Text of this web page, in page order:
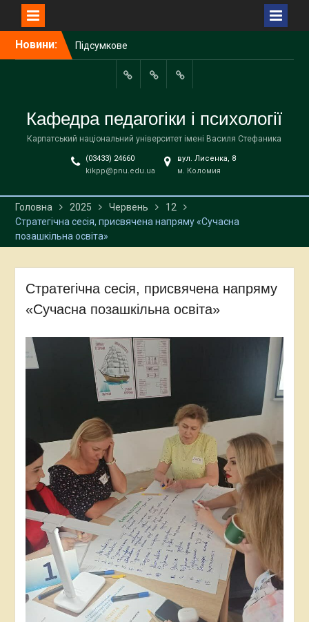
Новини:
Підсумкове
представлення курсових
досліджень студентів
спеціальності 013
Гостьова лекція на тему:
“Оптимізація
тренувального процесу з
пауерліфтингу у просторі
Банаха на платформі
Вітаємо випускників 2026!
About
department
HISTORYTeaching
Кафедра педагогіки і психології
Карпатський національний університет імені Василя Стефаника
(03433) 24660
kikpp@pnu.edu.ua
вул. Лисенка, 8
м. Коломия
Головна 2025 Червень
12
Стратегічна сесія, присвячена напряму «Сучасна
позашкільна освіта»
Стратегічна сесія, присвячена напряму
«Сучасна позашкільна освіта»